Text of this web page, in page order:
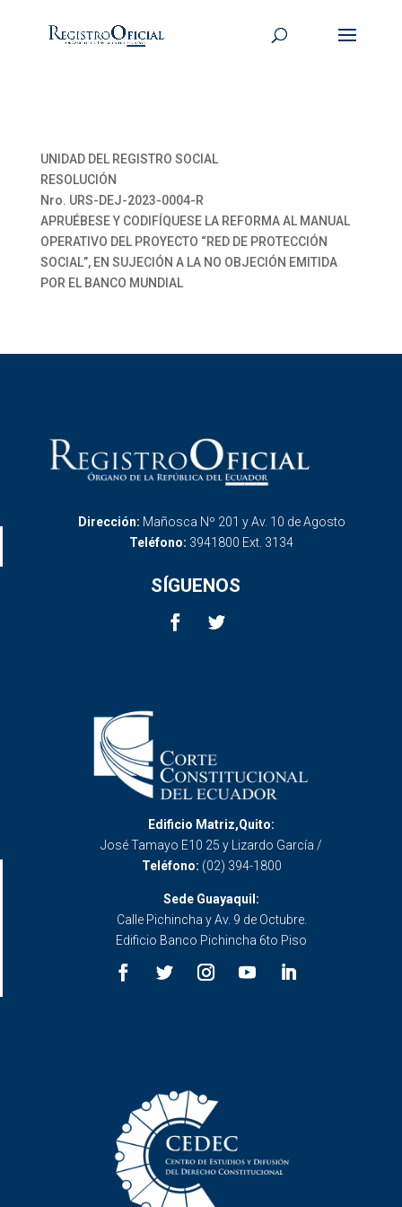
UNIDAD DEL REGISTRO SOCIAL
RESOLUCIÓN
Nro. URS-DEJ-2023-0004-R
APRUÉBESE Y CODIFÍQUESE LA REFORMA AL MANUAL
OPERATIVO DEL PROYECTO “RED DE PROTECCIÓN
SOCIAL”, EN SUJECIÓN A LA NO OBJECIÓN EMITIDA
POR EL BANCO MUNDIAL
Dirección: Mañosca Nº 201 y Av. 10 de Agosto
Teléfono: 3941800 Ext. 3134
SÍGUENOS
Edificio Matriz,Quito:
José Tamayo E10 25 y Lizardo García /
Teléfono: (02) 394-1800
Sede Guayaquil:
Calle Pichincha y Av. 9 de Octubre.
Edificio Banco Pichincha 6to Piso